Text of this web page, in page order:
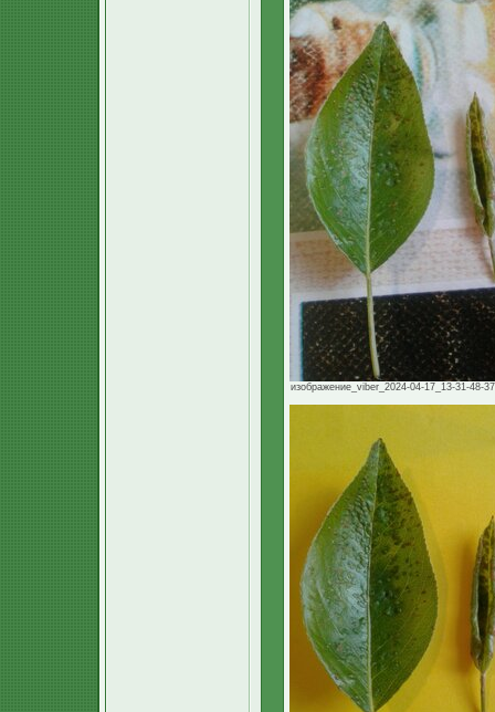
изображение_viber_2024-04-17_13-31-48-